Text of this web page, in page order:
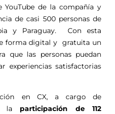
de la compañía y
de casi 500 personas de
y Paraguay. Con esta
forma digital y gratuita un
que las personas puedan
experiencias satisfactorias
en CX, a cargo de
la participación de 112